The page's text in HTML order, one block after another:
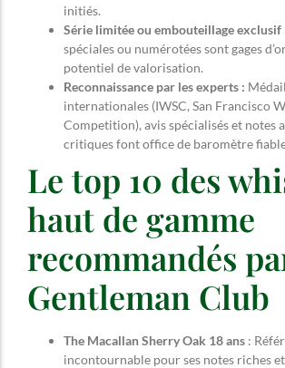
initiés.
Série limitée ou embouteillage exclusif
spéciales ou numérotées sont gages
potentiel de valorisation.
Reconnaissance par les experts :
internationales (IWSC, San Francisco
Competition), avis spécialisés et notes
critiques font office de baromètre
Le top 10 des
haut de gamme
recommandés
Gentleman Club
The Macallan Sherry Oak 18 ans :
incontournable pour ses notes riches